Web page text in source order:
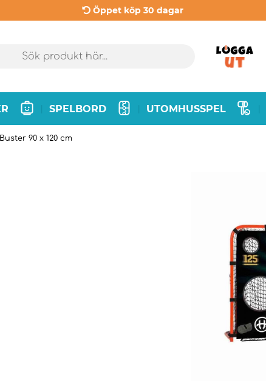
Öppet köp 30 dagar
SPELBORD UTOMHUSSPEL
90 x 120 cm